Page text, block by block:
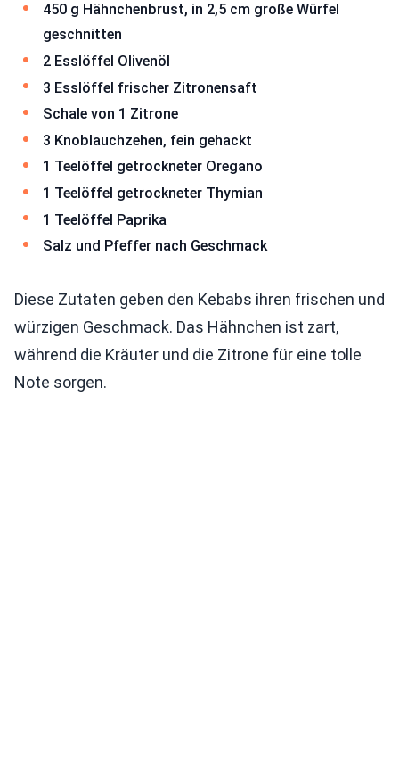
450 g Hähnchenbrust, in 2,5 cm große Würfel
geschnitten
2 Esslöffel Olivenöl
3 Esslöffel frischer Zitronensaft
Schale von 1 Zitrone
3 Knoblauchzehen, fein gehackt
1 Teelöffel getrockneter Oregano
1 Teelöffel getrockneter Thymian
1 Teelöffel Paprika
Salz und Pfeffer nach Geschmack
Diese Zutaten geben den Kebabs ihren frischen und
würzigen Geschmack. Das Hähnchen ist zart,
während die Kräuter und die Zitrone für eine tolle
Note sorgen.